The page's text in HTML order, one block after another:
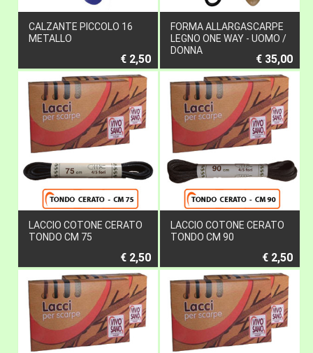
CALZANTE PICCOLO 16
METALLO
€ 2,50
FORMA ALLARGASCARPE
LEGNO ONE WAY - UOMO /
DONNA
€ 35,00
LACCIO COTONE CERATO
TONDO CM 75
€ 2,50
LACCIO COTONE CERATO
TONDO CM 90
€ 2,50